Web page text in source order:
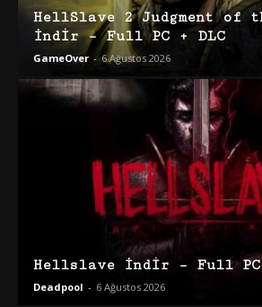
HellSlave 2 Judgment of
İndir – Full PC + DLC
GameOver - 6 Ağustos 2026
Hellslave İndir – Full PC
Deadpool - 6 Ağustos 2026